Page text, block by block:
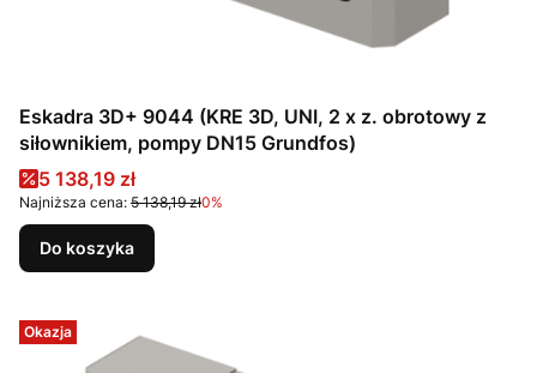
Eskadra 3D+ 9044 (KRE 3D, UNI, 2 x z. obrotowy z
siłownikiem, pompy DN15 Grundfos)
Cena promocyjna
5 138,19 zł
Najniższa cena: 5 138,19 zł0%
Do koszyka
Okazja